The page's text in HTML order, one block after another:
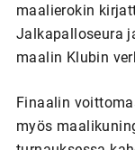
maalierokin
Jalkapalloseura
maalin Klubin
Finaalin
myös